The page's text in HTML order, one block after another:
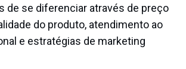
de se diferenciar através de preço
do produto, atendimento ao
e estratégias de marketing